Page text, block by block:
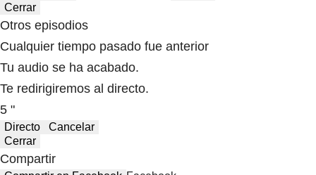
Cerrar
Otros episodios
Cualquier tiempo pasado fue anterior
Tu audio se ha acabado.
Te redirigiremos al directo.
5 "
Directo
Cancelar
Cerrar
Compartir